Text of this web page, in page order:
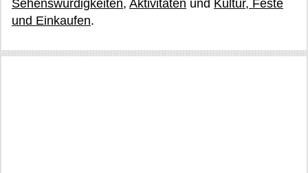
Sehenswürdigkeiten, Aktivitäten und Kultur, Feste
und Einkaufen.